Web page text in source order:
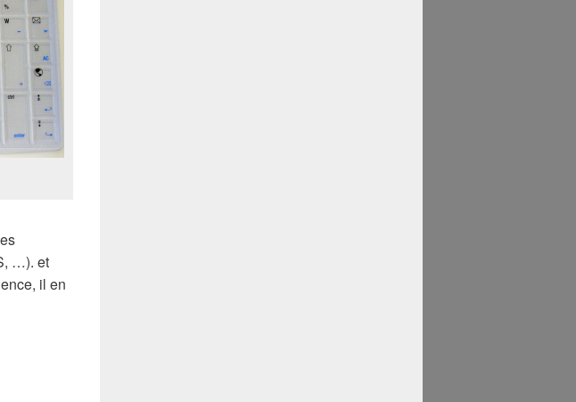
…). et
il en